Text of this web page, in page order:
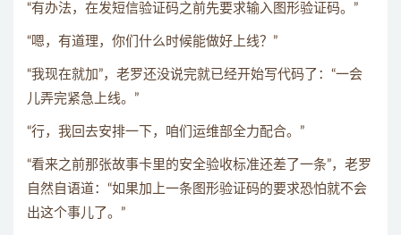
“有办法，在发短信验证码之前先要求输入图形验证码。”
“嗯，有道理，你们什么时候能做好上线？”
“我现在就加”，老罗还没说完就已经开始写代码了：“一会
儿弄完紧急上线。”
“行，我回去安排一下，咱们运维部全力配合。”
“看来之前那张故事卡里的安全验收标准还差了一条”，老罗
自然自语道：“如果加上一条图形验证码的要求恐怕就不会
出这个事儿了。”